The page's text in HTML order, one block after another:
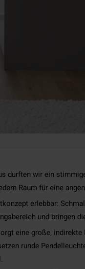
durften wir ein
Raum für eine
erlebbar:
und bringen
eine große,
runde